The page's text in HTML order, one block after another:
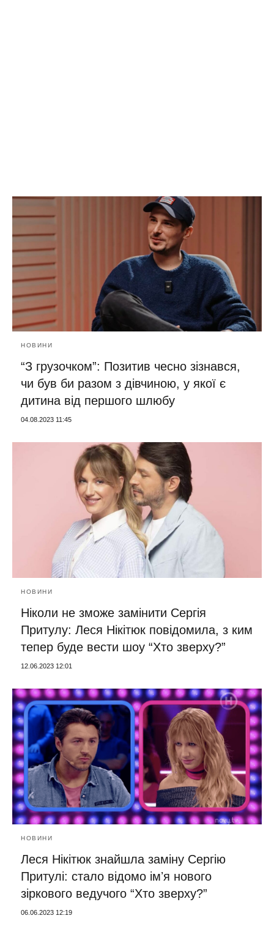
НОВИНИ
“З грузочком”: Позитив чесно зізнався,
чи був би разом з дівчиною, у якої є
дитина від першого шлюбу
04.08.2023 11:45
НОВИНИ
Ніколи не зможе замінити Сергія
Притулу: Леся Нікітюк повідомила, з ким
тепер буде вести шоу “Хто зверху?”
12.06.2023 12:01
НОВИНИ
Леся Нікітюк знайшла заміну Сергію
Притулі: стало відомо імʼя нового
зіркового ведучого “Хто зверху?”
06.06.2023 12:19